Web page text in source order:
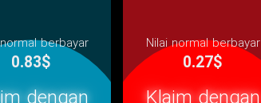
berbayar
0.83$
Nilai normal berbayar
0.27$